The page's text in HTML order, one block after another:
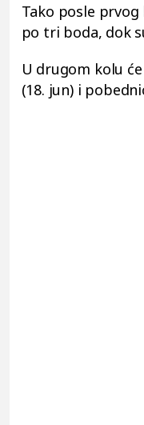
Tako posle
po tri boda, dok
U drugom kolu
(18. jun) i